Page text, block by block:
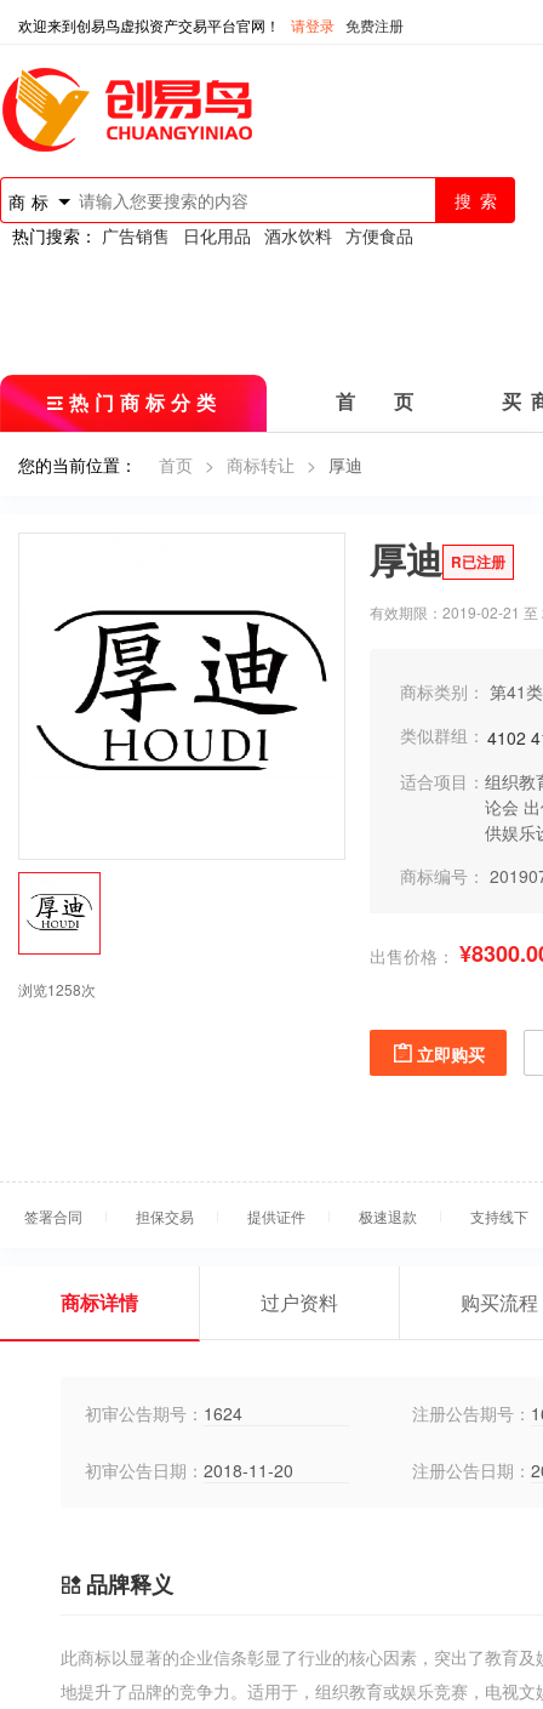
欢迎来到创易鸟虚拟资产交易平台官网！ 请登录 免费注册
商标
热门搜索： 广告销售 日化用品 酒水饮料 方便食品
热门商标分类 首 页 买
您的当前位置： 首页 > 商标转让 > 厚迪
浏览1258次
厚迪 R已注册
有效期限：2019-02-21
商标类别： 第41
类似群组： 4102
适合项目： 组织教
论会
供娱乐
商标编号：
出售价格：
立即购买
签署合同 担保交易 提供证件 极速退款 支持线下
商标详情 过户资料 购买流程
初审公告期号： 1624 注册公告期号：
初审公告日期： 2018-11-20 注册公告日期：
品牌释义
此商标以显著的企业信条彰显了行业的核心因素，突出了教育
地提升了品牌的竞争力。适用于，组织教育或娱乐竞赛，电视